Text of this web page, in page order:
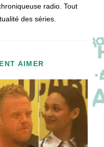
radio. Tout
des séries.
AIMER